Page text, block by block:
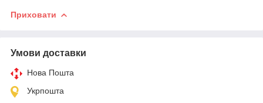
Приховати
Умови доставки
Нова Пошта
Укрпошта